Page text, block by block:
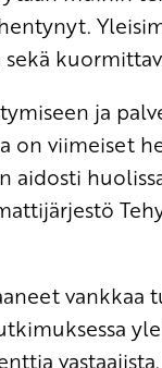
ja
on viimeiset
vankkaa
vastaajista.